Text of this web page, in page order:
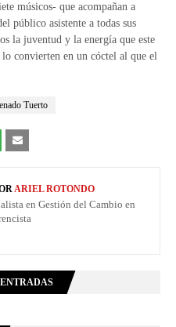
músicos- que acompañan a
público asistente a todas sus
la juventud y la energía que este
convierten en un cóctel al que el
Tuerto
ARIEL ROTONDO
en Gestión del Cambio en